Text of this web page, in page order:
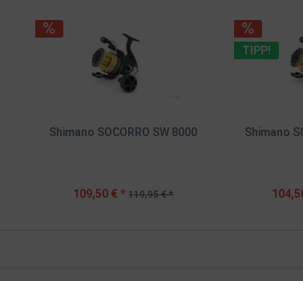
Shimano SOCORRO SW 8000
109,50 € * 119,95 € *
TIPP!
Shimano